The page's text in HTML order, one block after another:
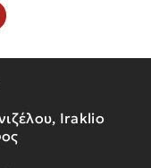
Iraklio